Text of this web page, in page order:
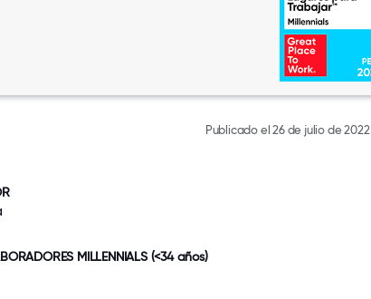
Publicado el 26 de julio de 2022
MILLENNIALS (<34 años)